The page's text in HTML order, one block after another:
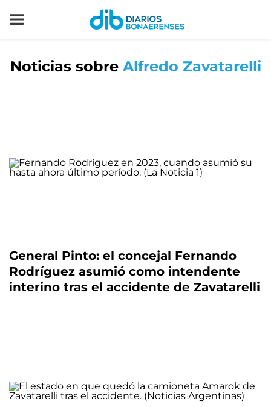
Noticias sobre Alfredo Zavatarelli
General Pinto: el concejal Fernando
Rodríguez asumió como intendente
interino tras el accidente de Zavatarelli